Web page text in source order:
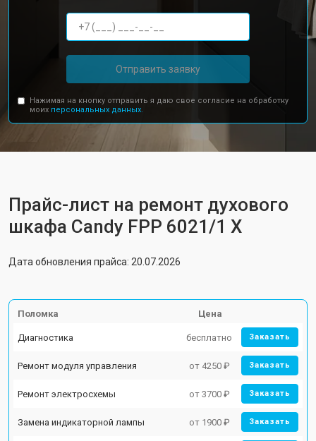
Отправить заявку
Нажимая на кнопку отправить я даю свое согласие на обработку
моих персональных данных.
Прайс-лист на ремонт духового
шкафа Candy FPP 6021/1 X
Дата обновления прайса: 20.07.2026
Поломка Цена
Диагностика бесплатно Заказать
Ремонт модуля управления от 4250 ₽ Заказать
Ремонт электросхемы от 3700 ₽ Заказать
Замена индикаторной лампы от 1900 ₽ Заказать